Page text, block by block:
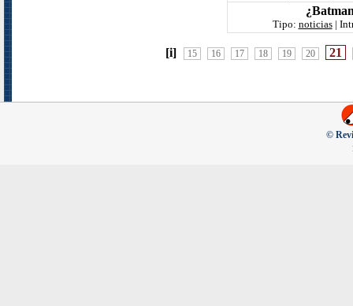
Tipo: noticias|
[i] 15 16 17 18 19 20 21
©